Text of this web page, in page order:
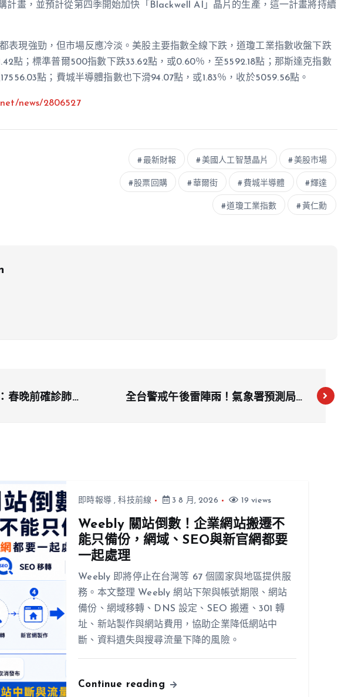
計畫，並預計從第四季開始加快「Blackwell AI」晶片的生產，這一計畫將持續
表現強勁，但市場反應冷淡。美股主要指數全線下跌，道瓊工業指數收盤下跌
點；標準普爾500指數下跌33.62點，或0.60％，至5592.18點；那斯達克指數
點；費城半導體指數也下滑94.07點，或1.83％，收於5059.56點。
news/2806527
最新財報 美國人工智慧晶片 美股市場
股票回購 華爾街 費城半導體 輝達
道瓊工業指數 黃仁勳
春晚前確診肺腺
全台警戒午後雷陣雨！氣象署預測局部
即時報導,科技前線 3 8 月, 2026 19 views
Weebly 關站倒數！企業網站搬遷不
能只備份，網域、SEO與新官網都要
一起處理
Weebly 即將停止在台灣等 67 個國家與地區提供服
務。本文整理 Weebly 網站下架與帳號期限、網站
備份、網域移轉、DNS 設定、SEO 搬遷、301 轉
址、新站製作與網站費用，協助企業降低網站中
斷、資料遺失與搜尋流量下降的風險。
Continue reading